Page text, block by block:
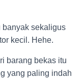
banyak sekaligus
kecil. Hehe.
barang bekas itu
yang paling indah